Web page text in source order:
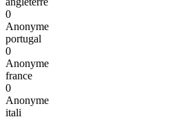
0
Anonyme
portugal
0
Anonyme
france
0
Anonyme
itali